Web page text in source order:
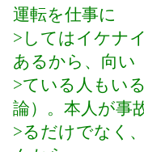
運転を仕事に
>してはイケナ
あるから、向い
>ている人もい
論）。本人が事
>るだけでなく